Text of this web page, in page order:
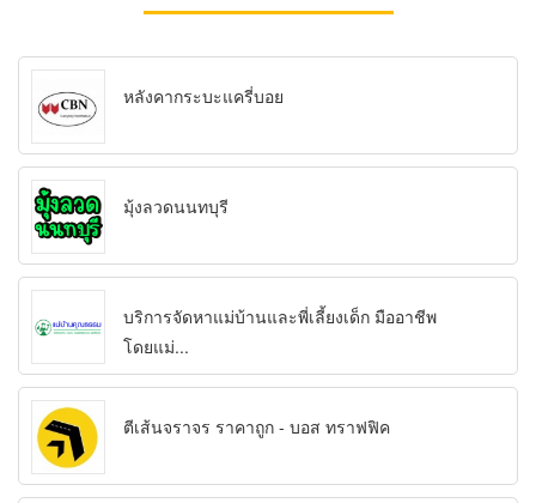
หลังคากระบะแครี่บอย
มุ้งลวดนนทบุรี
บริการจัดหาแม่บ้านและพี่เลี้ยงเด็ก มืออาชีพ
โดยแม่...
ตีเส้นจราจร ราคาถูก - บอส ทราฟฟิค